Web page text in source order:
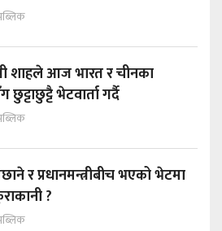
शाहले आज भारत र चीनका
भेटवार्ता गर्दै
र प्रधानमन्त्रीबीच भएको भेटमा
?